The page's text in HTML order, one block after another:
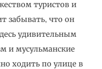
туристов и
забывать, что он
удивительным
и мусульманские
ходить по улице в